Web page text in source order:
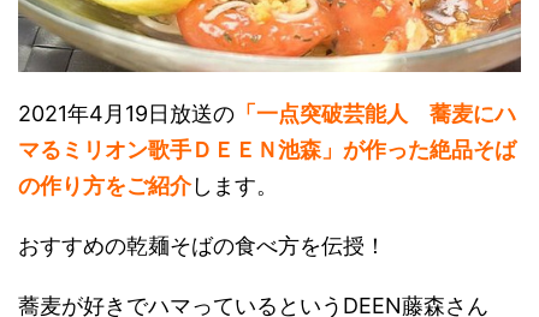
2021年4月19日放送の 「一点突破芸能人 蕎麦にハ
マるミリオン歌手ＤＥＥＮ池森」が作った絶品そば
の作り方をご紹介します。
おすすめの乾麺そばの食べ方を伝授！
蕎麦が好きでハマっているというDEEN藤森さん